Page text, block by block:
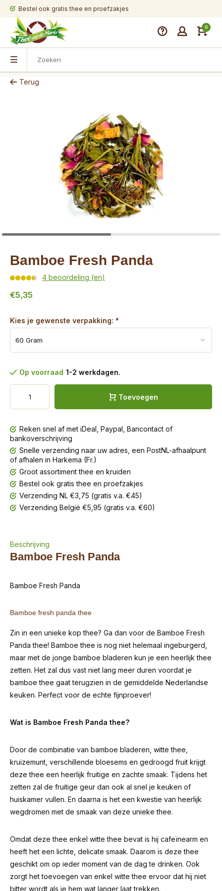
Bestel ook gratis thee en proefzakjes
0
Terug
Bamboe Fresh Panda
4 beoordeling (en)
€5,35
Kies je gewenste verpakking: *
Op voorraad 1-2 werkdagen.
Toevoegen
Reken snel af met iDeal, Paypal, Bancontact of
bankoverschrijving
Snelle verzending naar uw adres, een PostNL-afhaalpunt
of afhalen in Harkema (Fr.)
Groot assortiment thee en kruiden
Bestel ook gratis thee en proefzakjes
Verzending NL €3,75 (gratis v.a. €45)
Verzending België €5,95 (gratis v.a. €60)
Beschrijving
Bamboe Fresh Panda
Bamboe Fresh Panda
Bamboe fresh panda thee
Zin in een unieke kop thee? Ga dan voor de Bamboe Fresh
Panda thee! Bamboe thee is nog niet helemaal ingeburgerd,
maar met de jonge bamboe bladeren kun je een heerlijk thee
zetten. Het zal dus vast niet lang meer duren voordat je
bamboe thee gaat terugzien in de gemiddelde Nederlandse
keuken. Perfect voor de echte fijnproever!
Wat is Bamboe Fresh Panda thee?
Door de combinatie van bamboe bladeren, witte thee,
kruizemunt, verschillende bloesems en gedroogd fruit krijgt
deze thee een heerlijk fruitige en zachte smaak. Tijdens het
zetten zal de fruitige geur dan ook al snel je keuken of
huiskamer vullen. En daarna is het een kwestie van heerlijk
wegdromen met de smaak van deze unieke thee.
Omdat deze thee enkel witte thee bevat is hij cafeïnearm en
heeft het een lichte, delicate smaak. Daarom is deze thee
geschikt om op ieder moment van de dag te drinken. Ook
zorgt het toevoegen van enkel witte thee ervoor dat hij niet
bitter wordt als je hem wat langer laat trekken.